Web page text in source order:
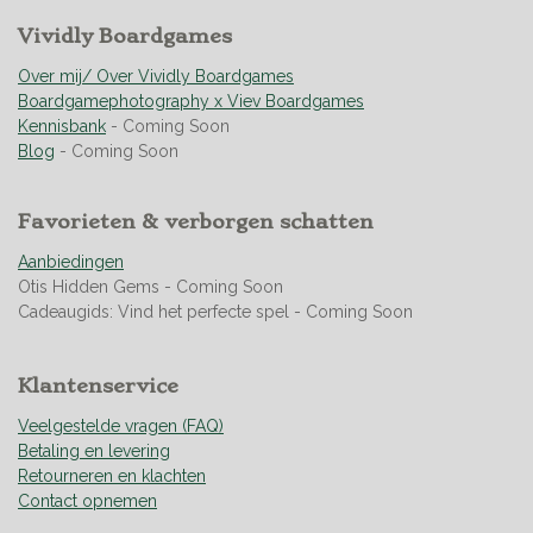
n
g
:
4
.
9
7
0
4
2
3
2
1
s
t
r r
r
e
n
r
r
e
n
r
r
e
n
r
r
e
n
n
Vividly Boardgames
Over mij/ Over Vividly Boardgames
Boardgamephotography x Viev Boardgames
Kennisbank - Coming Soon
Blog - Coming Soon
Favorieten & verborgen schatten
Aanbiedingen
Otis Hidden Gems - Coming Soon
Cadeaugids: Vind het perfecte spel - Coming Soon
Klantenservice
Veelgestelde vragen (FAQ)
Betaling en levering
Retourneren en klachten
Contact opnemen